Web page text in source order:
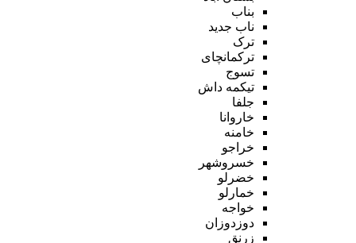
بناب
ناب جدید
ترک
ترکمانچای
تسوج
تیکمه داش
جلفا
خاروانا
خامنه
خراجو
خسروشهر
خضرلو
خمارلو
خواجه
دوزدوزان
زرنق